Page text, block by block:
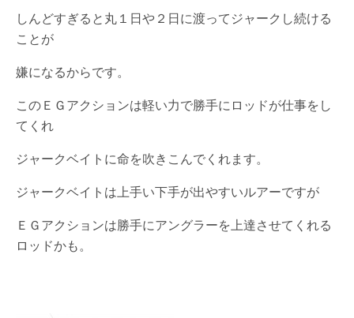
しんどすぎると丸１日や２日に渡ってジャークし続ける
ことが
嫌になるからです。
このＥＧアクションは軽い力で勝手にロッドが仕事をし
てくれ
ジャークベイトに命を吹きこんでくれます。
ジャークベイトは上手い下手が出やすいルアーですが
ＥＧアクションは勝手にアングラーを上達させてくれる
ロッドかも。